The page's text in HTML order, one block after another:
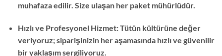
muhafaza edilir. Size ulaşan her paket mühürlüdür.
Hızlı ve Profesyonel Hizmet: Tütün kültürüne değer
veriyoruz; siparişinizin her aşamasında hızlı ve güvenilir
bir yaklaşım sergiliyoruz.